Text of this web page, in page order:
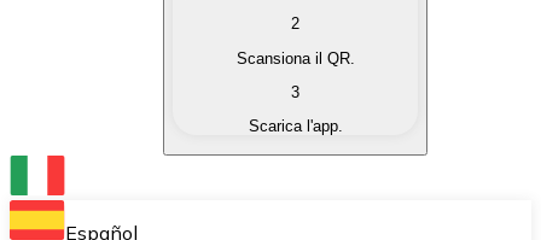
Converti le tue criptovalute in valuta fiat quando ne
Scambia una criptovaluta con un'altra
Conserva le tue cripto in un Wallet self-custodial.
2
Scansiona il QR.
3
Scarica l'app.
Español